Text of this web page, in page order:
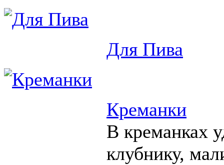
Для Пива
Креманки
В креманках
клубнику,